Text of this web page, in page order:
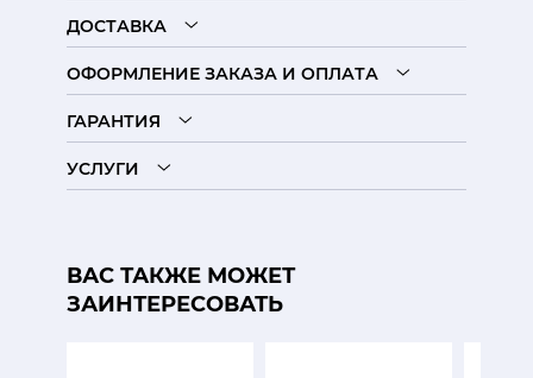
ДОСТАВКА
ОФОРМЛЕНИЕ ЗАКАЗА И ОПЛАТА
ГАРАНТИЯ
УСЛУГИ
ВАС ТАКЖЕ МОЖЕТ
ЗАИНТЕРЕСОВАТЬ